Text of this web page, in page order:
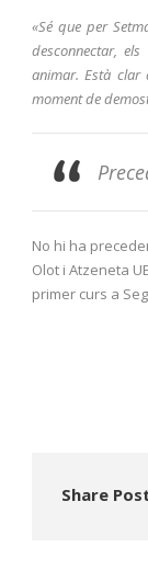
«Sé que per
desconnectar,
animar. Està
moment de
No hi ha
Olot i Atzeneta
primer curs a
Share